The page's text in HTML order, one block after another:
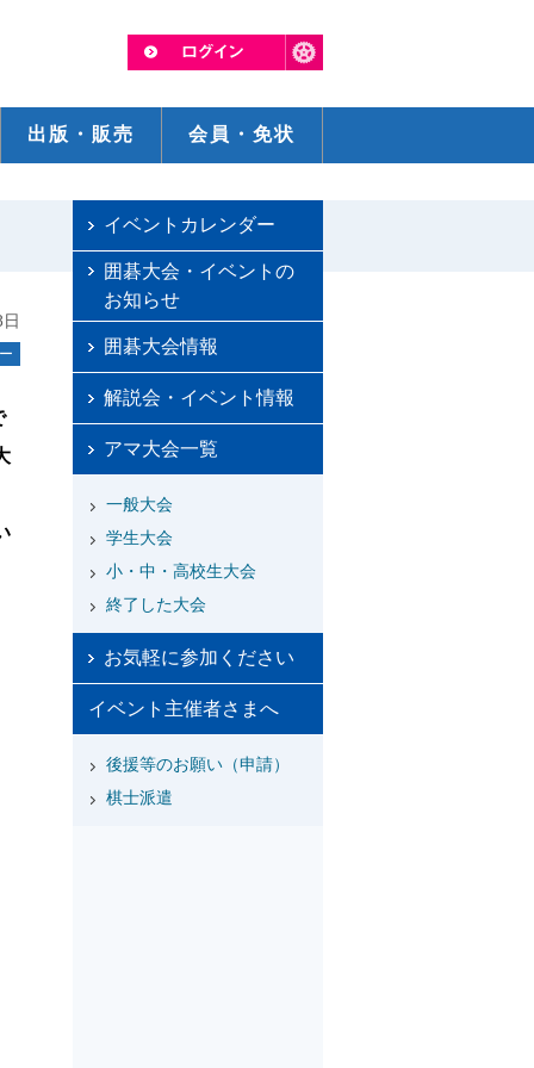
出版・販売 会員・免状
イベントカレンダー
囲碁大会・イベントの
お知らせ
囲碁大会情報
解説会・イベント情報
アマ大会一覧
一般大会
学生大会
小・中・高校生大会
終了した大会
お気軽に参加ください
イベント主催者さまへ
後援等のお願い（申請）
棋士派遣